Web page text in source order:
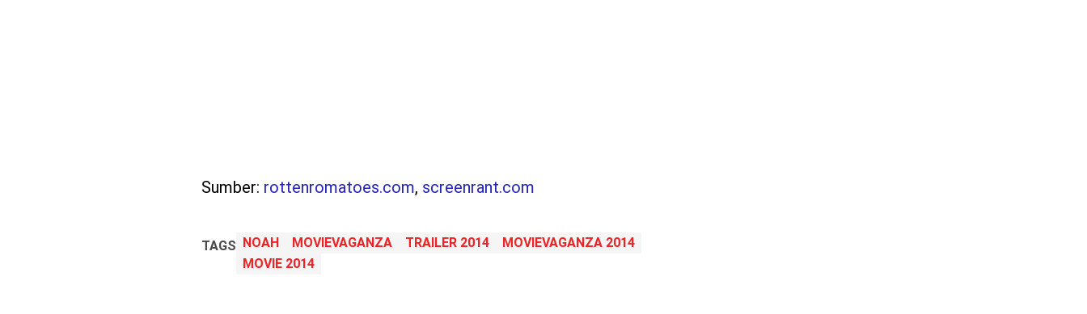
Sumber: rottenromatoes.com, screenrant.com
TAGS NOAH MOVIEVAGANZA TRAILER 2014
MOVIEVAGANZA 2014
MOVIE 2014